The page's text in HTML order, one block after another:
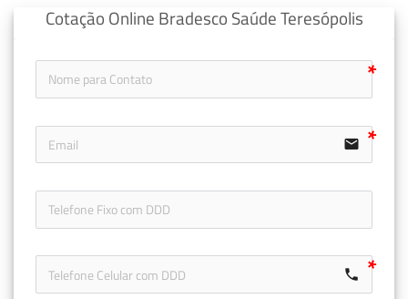
Cotação Online Bradesco Saúde Teresópolis
email
call